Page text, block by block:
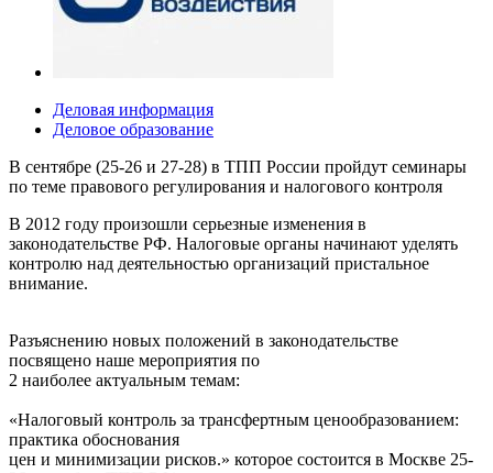
Деловая информация
Деловое образование
В сентябре (25-26 и 27-28) в ТПП России пройдут семинары
по теме правового регулирования и налогового контроля
В 2012 году произошли серьезные изменения в
законодательстве РФ. Налоговые органы начинают уделять
контролю над деятельностью организаций пристальное
внимание.
Разъяснению новых положений в законодательстве
посвящено наше мероприятия по
2 наиболее актуальным темам:
«Налоговый контроль за трансфертным ценообразованием:
практика обоснования
цен и минимизации рисков.» которое состоится в Москве 25-